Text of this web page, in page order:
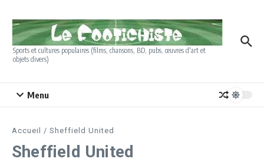
Sports et cultures populaires (films, chansons, BD, pubs, œuvres d'art et
objets divers)
Menu
Accueil / Sheffield United
Sheffield United